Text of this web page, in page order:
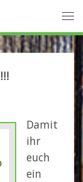
Damit
ihr
euch
ein